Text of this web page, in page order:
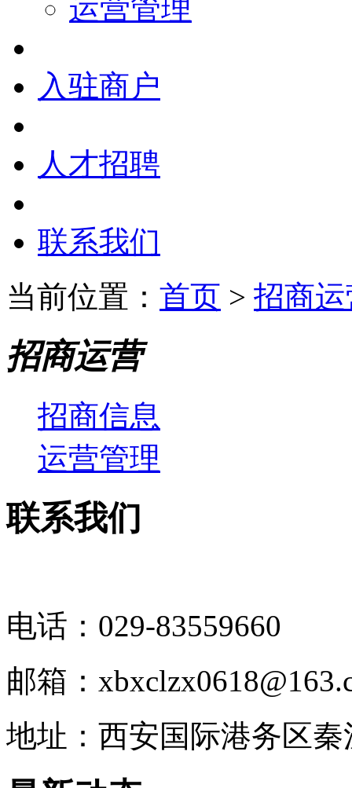
运营管理
入驻商户
人才招聘
联系我们
当前位置： 首页 > 招商
招商运营
招商信息
运营管理
联系我们
电话：029-83559660
邮箱：
地址：西安国际港务区秦